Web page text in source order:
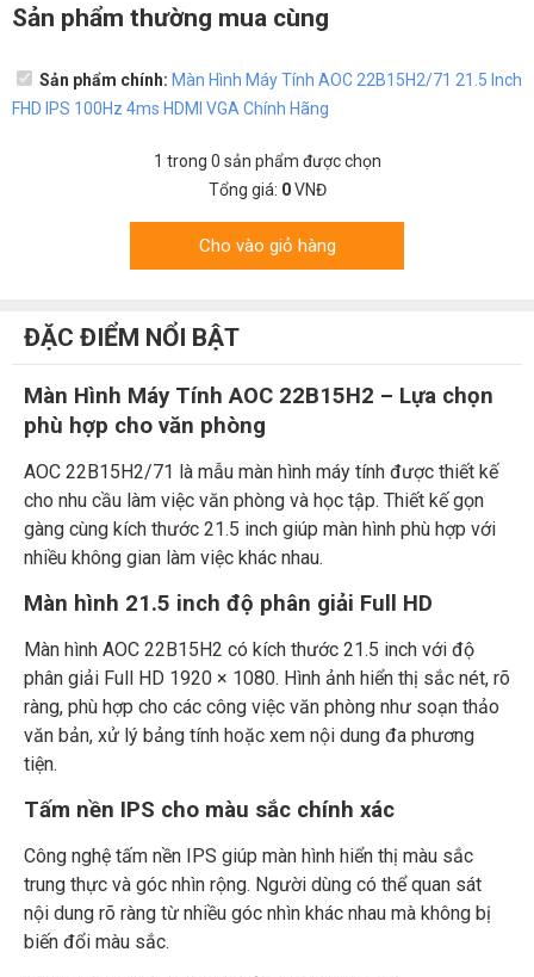
Sản phẩm thường mua cùng
Sản phẩm chính: Màn Hình Máy Tính AOC 22B15H2/71 21.5 Inch
FHD IPS 100Hz 4ms HDMI VGA Chính Hãng
1 trong 0 sản phẩm được chọn
Tổng giá: 0VNĐ
Cho vào giỏ hàng
ĐẶC ĐIỂM NỔI BẬT
Màn Hình Máy Tính AOC 22B15H2 – Lựa chọn
phù hợp cho văn phòng
AOC 22B15H2/71 là mẫu màn hình máy tính được thiết kế
cho nhu cầu làm việc văn phòng và học tập. Thiết kế gọn
gàng cùng kích thước 21.5 inch giúp màn hình phù hợp với
nhiều không gian làm việc khác nhau.
Màn hình 21.5 inch độ phân giải Full HD
Màn hình AOC 22B15H2 có kích thước 21.5 inch với độ
phân giải Full HD 1920 × 1080. Hình ảnh hiển thị sắc nét, rõ
ràng, phù hợp cho các công việc văn phòng như soạn thảo
văn bản, xử lý bảng tính hoặc xem nội dung đa phương
tiện.
Tấm nền IPS cho màu sắc chính xác
Công nghệ tấm nền IPS giúp màn hình hiển thị màu sắc
trung thực và góc nhìn rộng. Người dùng có thể quan sát
nội dung rõ ràng từ nhiều góc nhìn khác nhau mà không bị
biến đổi màu sắc.